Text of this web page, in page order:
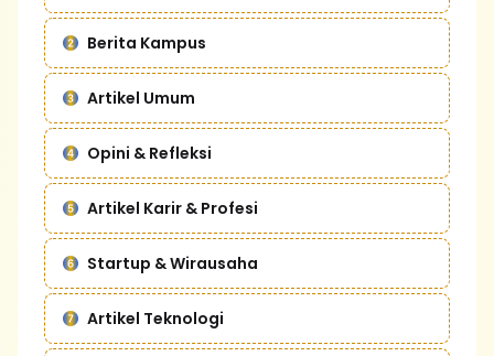
Berita Kampus
Artikel Umum
Opini & Refleksi
Artikel Karir & Profesi
Startup & Wirausaha
Artikel Teknologi